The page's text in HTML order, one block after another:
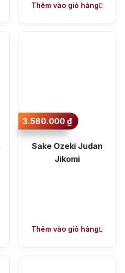
Thêm vào giỏ hàng
3.580.000₫
Sake Ozeki Judan
Jikomi
Thêm vào giỏ hàng